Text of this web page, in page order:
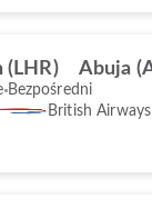
(LHR) Abuja
Bezpośredni
British Airways